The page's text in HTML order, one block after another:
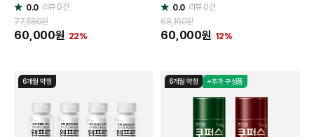
별
점
0.0 리뷰0건
77,580원
60,000원 22%
별
점
0.0 리뷰0건
68,160원
60,000원 12%
6개월 약정 6개월 약정 +추가 구성품